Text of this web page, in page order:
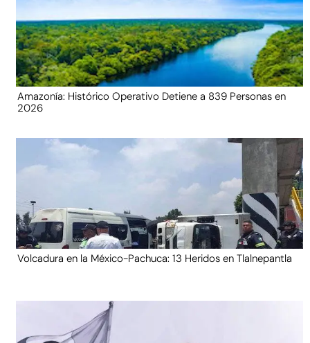
Amazonía: Histórico Operativo Detiene a 839 Personas en
2026
Volcadura en la México-Pachuca: 13 Heridos en Tlalnepantla